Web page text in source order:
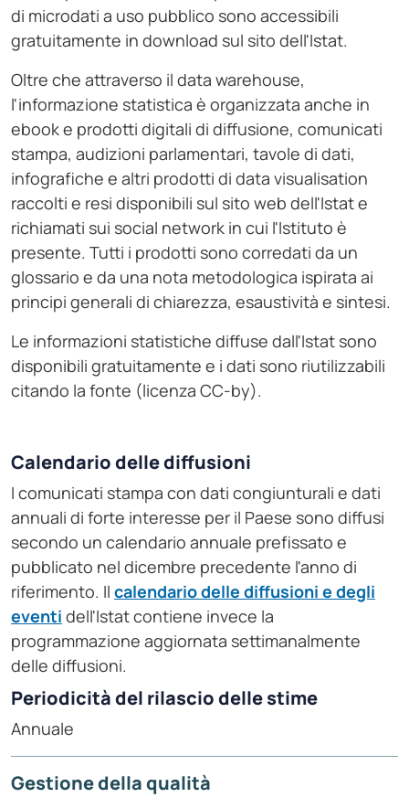
di microdati a uso pubblico sono accessibili
gratuitamente in download sul sito dell'Istat.
Oltre che attraverso il data warehouse,
l'informazione statistica è organizzata anche in
ebook e prodotti digitali di diffusione, comunicati
stampa, audizioni parlamentari, tavole di dati,
infografiche e altri prodotti di data visualisation
raccolti e resi disponibili sul sito web dell'Istat e
richiamati sui social network in cui l'Istituto è
presente. Tutti i prodotti sono corredati da un
glossario e da una nota metodologica ispirata ai
principi generali di chiarezza, esaustività e sintesi.
Le informazioni statistiche diffuse dall'Istat sono
disponibili gratuitamente e i dati sono riutilizzabili
citando la fonte (licenza CC-by).
Calendario delle diffusioni
I comunicati stampa con dati congiunturali e dati
annuali di forte interesse per il Paese sono diffusi
secondo un calendario annuale prefissato e
pubblicato nel dicembre precedente l'anno di
riferimento. Il calendario delle diffusioni e degli
eventi dell'Istat contiene invece la
programmazione aggiornata settimanalmente
delle diffusioni.
Periodicità del rilascio delle stime
Annuale
Gestione della qualità